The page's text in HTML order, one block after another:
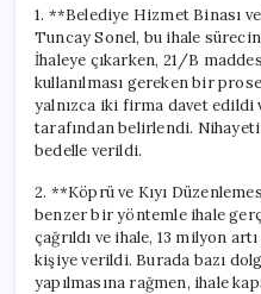
1. **Belediye Hizmet Binası
Tuncay Sonel, bu ihale sürecini
İhaleye çıkarken, 21/B
kullanılması gereken bir
yalnızca iki firma davet edildi
tarafından belirlendi.
bedelle verildi.
2. **Köprü ve Kıyı
benzer bir yöntemle ihale
çağrıldı ve ihale, 13 milyon
kişiye verildi. Burada bazı
yapılmasına rağmen, ihale